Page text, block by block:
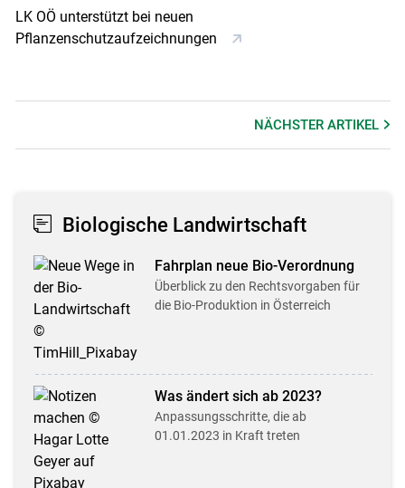
LK OÖ unterstützt bei neuen
Pflanzenschutzaufzeichnungen
NÄCHSTERARTIKEL
Biologische Landwirtschaft
Fahrplan neue Bio-Verordnung
Überblick zu den Rechtsvorgaben für
die Bio-Produktion in Österreich
Was ändert sich ab 2023?
Anpassungsschritte, die ab
01.01.2023 in Kraft treten